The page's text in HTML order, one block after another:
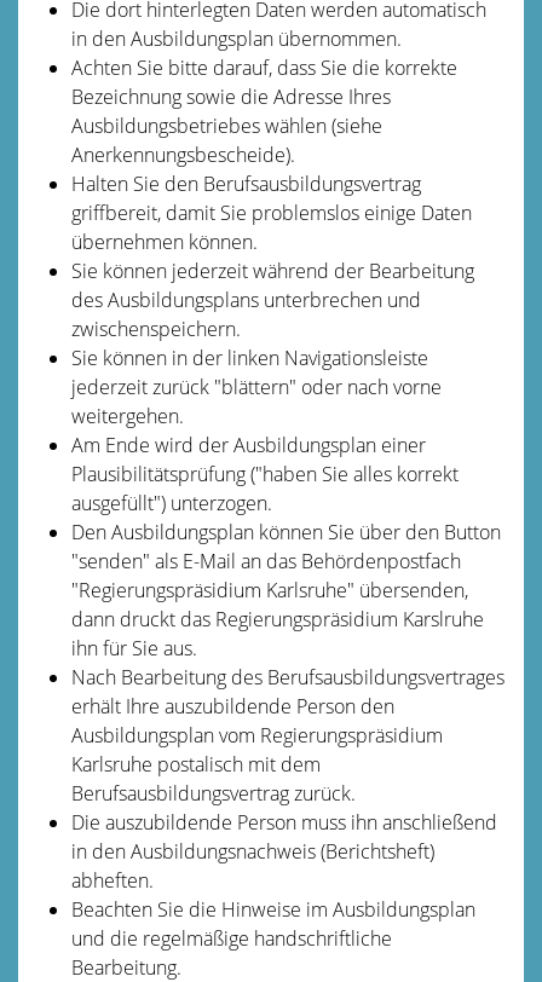
Die dort hinterlegten Daten werden automatisch
in den Ausbildungsplan übernommen.
Achten Sie bitte darauf, dass Sie die korrekte
Bezeichnung sowie die Adresse Ihres
Ausbildungsbetriebes wählen (siehe
Anerkennungsbescheide).
Halten Sie den Berufsausbildungsvertrag
griffbereit, damit Sie problemslos einige Daten
übernehmen können.
Sie können jederzeit während der Bearbeitung
des Ausbildungsplans unterbrechen und
zwischenspeichern.
Sie können in der linken Navigationsleiste
jederzeit zurück "blättern" oder nach vorne
weitergehen.
Am Ende wird der Ausbildungsplan einer
Plausibilitätsprüfung ("haben Sie alles korrekt
ausgefüllt") unterzogen.
Den Ausbildungsplan können Sie über den Button
"senden" als E-Mail an das Behördenpostfach
"Regierungspräsidium Karlsruhe" übersenden,
dann druckt das Regierungspräsidium Karslruhe
ihn für Sie aus.
Nach Bearbeitung des Berufsausbildungsvertrages
erhält Ihre auszubildende Person den
Ausbildungsplan vom Regierungspräsidium
Karlsruhe postalisch mit dem
Berufsausbildungsvertrag zurück.
Die auszubildende Person muss ihn anschließend
in den Ausbildungsnachweis (Berichtsheft)
abheften.
Beachten Sie die Hinweise im Ausbildungsplan
und die regelmäßige handschriftliche
Bearbeitung.